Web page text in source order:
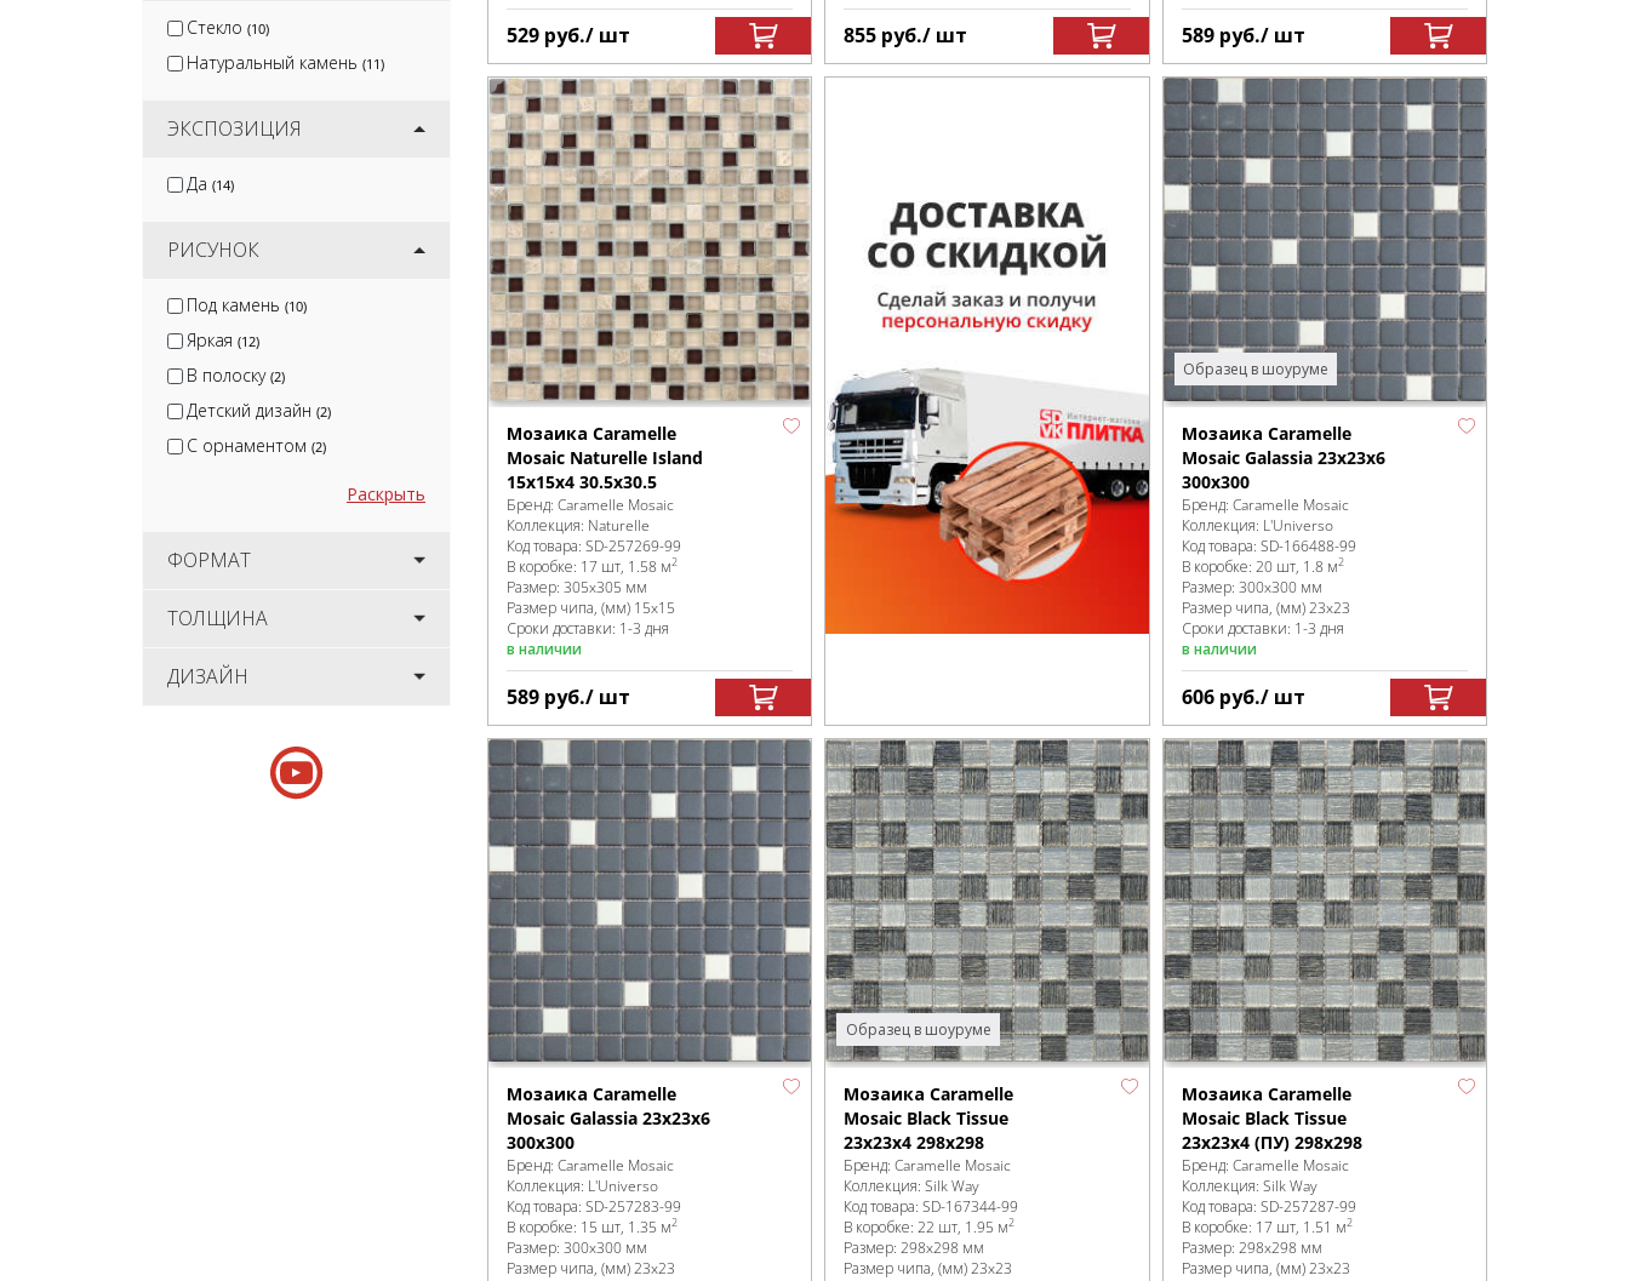
Стекло (10)
Натуральный камень (11)
ЭКСПОЗИЦИЯ
Да (14)
РИСУНОК
Под камень (10)
Яркая (12)
В полоску (2)
Детский дизайн (2)
С орнаментом (2)
Раскрыть
ФОРМАТ
ТОЛЩИНА
ДИЗАЙН
529 руб./ шт 855 руб./ шт 589 руб./ шт
Мозаика Caramelle
Mosaic Naturelle Island
15x15x4 30.5x30.5
Бренд: Caramelle Mosaic
Коллекция: Naturelle
Код товара: SD-257269-99
В коробке: 17 шт, 1.58 м2
Размер: 305x305 мм
Размер чипа, (мм) 15x15
Сроки доставки: 1-3 дня
в наличии
589 руб./ шт
Образец в шоуруме
Мозаика Caramelle
Mosaic Galassia 23x23x6
300x300
Бренд: Caramelle Mosaic
Коллекция: L'Universo
Код товара: SD-166488-99
В коробке: 20 шт, 1.8 м2
Размер: 300x300 мм
Размер чипа, (мм)23x23
Сроки доставки: 1-3 дня
в наличии
606 руб./ шт
Мозаика Caramelle
Mosaic Galassia 23x23x6
300x300
Бренд: Caramelle Mosaic
Коллекция: L'Universo
Код товара: SD-257283-99
В коробке: 15 шт, 1.35 м2
Размер: 300x300 мм
Размер чипа, (мм)23x23
Образец в шоуруме
Мозаика Caramelle
Mosaic Black Tissue
23x23x4 298x298
Бренд:Caramelle Mosaic
Коллекция:Silk Way
Код товара:SD-167344-99
В коробке:22 шт, 1.95 м2
Размер:298x298 мм
Размер чипа, (мм)23x23
Мозаика Caramelle
Mosaic Black Tissue
23x23x4 (ПУ) 298x298
Бренд: Caramelle Mosaic
Коллекция: Silk Way
Код товара: SD-257287-99
В коробке: 17 шт, 1.51 м2
Размер: 298x298 мм
Размер чипа, (мм)23x23